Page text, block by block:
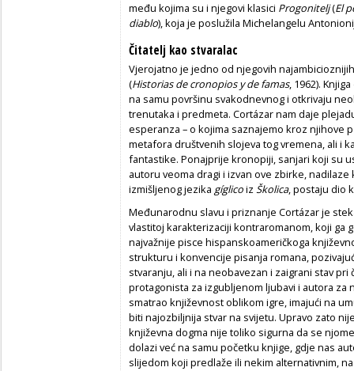
među kojima su i njegovi klasici Progonitelj(El
diablo), koja je poslužila Michelangelu
Čitatelj kao stvaralac
Vjerojatno je jedno od njegovih
(Historias de cronopios y de famas, 1962).
na samu površinu svakodnevnog i otkrivaju
trenutaka i predmeta. Cortázar nam daje
esperanza – o kojima saznajemo kroz njihove
metafora društvenih slojeva tog vremena, ali i
fantastike. Ponajprije kronopiji, sanjari koji su
autoru veoma dragi i izvan ove zbirke,
izmišljenog jezika gíglicoiz Školica, postaju dio
Međunarodnu slavu i priznanje Cortázar je
vlastitoj karakterizaciji kontraromanom, koji ga
najvažnije pisce hispanskoameričkoga
strukturu i konvencije pisanja romana,
stvaranju, ali i na neobavezan i zaigrani stav
protagonista za izgubljenom ljubavi i autora za
smatrao književnost oblikom igre, imajući na
biti najozbiljnija stvar na svijetu. Upravo zato
književna dogma nije toliko sigurna da se
dolazi već na samu početku knjige, gdje nas
slijedom koji predlaže ili nekim alternativnim,